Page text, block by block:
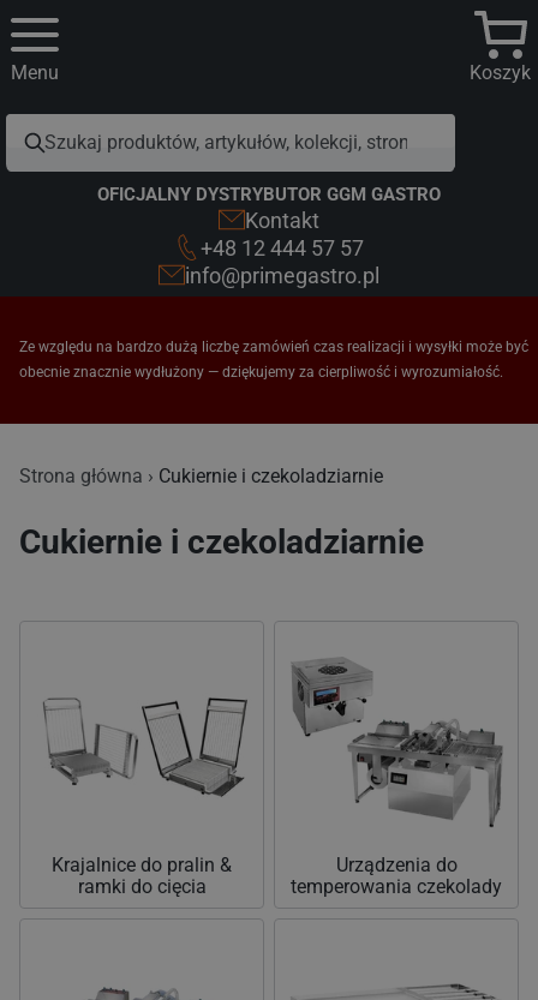
Koszyk
Menu
OFICJALNY DYSTRYBUTOR GGM GASTRO
Kontakt
+48 12 444 57 57
info@primegastro.pl
Ze względu na bardzo dużą liczbę zamówień czas realizacji i wysyłki może być
obecnie znacznie wydłużony — dziękujemy za cierpliwość i wyrozumiałość.
Strona główna
Cukiernie i czekoladziarnie
Cukiernie i czekoladziarnie
Krajalnice do pralin &
ramki do cięcia
Urządzenia do
temperowania czekolady